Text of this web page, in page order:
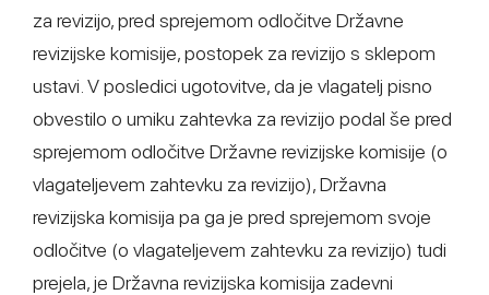
za revizijo, pred sprejemom odločitve Državne
revizijske komisije, postopek za revizijo s sklepom
ustavi. V posledici ugotovitve, da je vlagatelj pisno
obvestilo o umiku zahtevka za revizijo podal še pred
sprejemom odločitve Državne revizijske komisije (o
vlagateljevem zahtevku za revizijo), Državna
revizijska komisija pa ga je pred sprejemom svoje
odločitve (o vlagateljevem zahtevku za revizijo) tudi
prejela, je Državna revizijska komisija zadevni